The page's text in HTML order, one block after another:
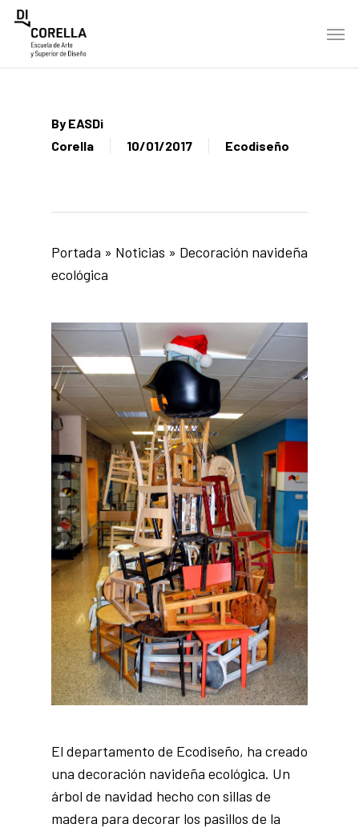
Skip
Menu
By EASDi
Corella
10/01/2017 Ecodiseño
Portada » Noticias » Decoración navideña
ecológica
El departamento de Ecodiseño, ha creado
una decoración navideña ecológica. Un
árbol de navidad hecho con sillas de
madera para decorar los pasillos de la